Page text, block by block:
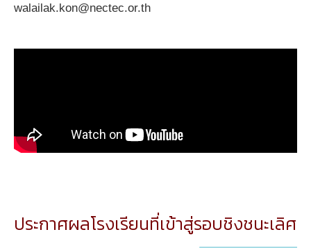
walailak.kon@nectec.or.th
ประกาศผลโรงเรียนที่เข้าสู่รอบชิงชนะเลิศ